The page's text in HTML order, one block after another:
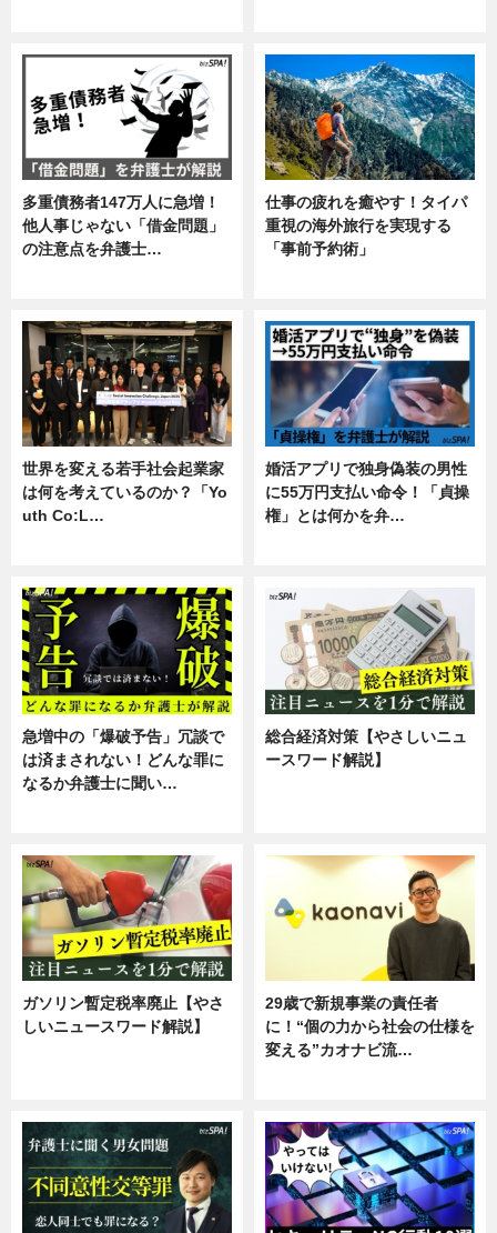
多重債務者147万人に急増！
他人事じゃない「借金問題」
の注意点を弁護士…
仕事の疲れを癒やす！タイパ
重視の海外旅行を実現する
「事前予約術」
世界を変える若手社会起業家
は何を考えているのか？「Yo
uth Co:L…
婚活アプリで独身偽装の男性
に55万円支払い命令！「貞操
権」とは何かを弁…
急増中の「爆破予告」冗談で
は済まされない！どんな罪に
なるか弁護士に聞い…
総合経済対策【やさしいニュ
ースワード解説】
ガソリン暫定税率廃止【やさ
しいニュースワード解説】
29歳で新規事業の責任者
に！“個の力から社会の仕様を
変える”カオナビ流…